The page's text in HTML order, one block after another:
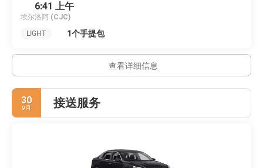
6:41 上午
埃尔洛阿 (CJC)
LIGHT
1个手提包
查看详细信息
30
9月 接送服务